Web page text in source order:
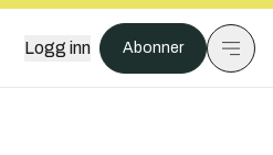
Logg inn Abonner